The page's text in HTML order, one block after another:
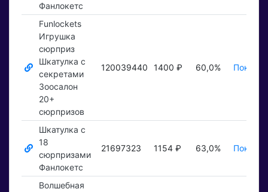
Фанлокетс
Funlockets
Игрушка
сюрприз
Шкатулка с
секретами
Зоосалон
20+
сюрпризов
120039440 1400 ₽ 60,0%
Шкатулка с
18
сюрпризами
Фанлокетс
21697323 1154 ₽ 63,0%
Волшебная